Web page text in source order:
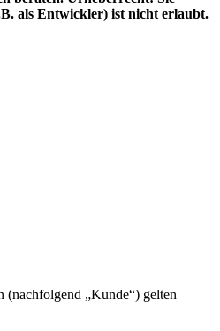
als Entwickler) ist nicht erlaubt.
(nachfolgend „Kunde“) gelten